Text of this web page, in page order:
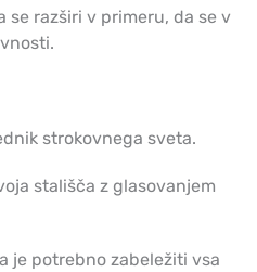
se razširi v primeru, da se v
strokovnega sveta.
stališča z glasovanjem
je potrebno zabeležiti vsa